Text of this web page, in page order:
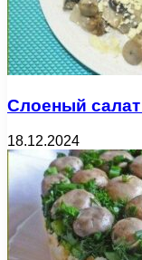
Слоеный
18.12.2024